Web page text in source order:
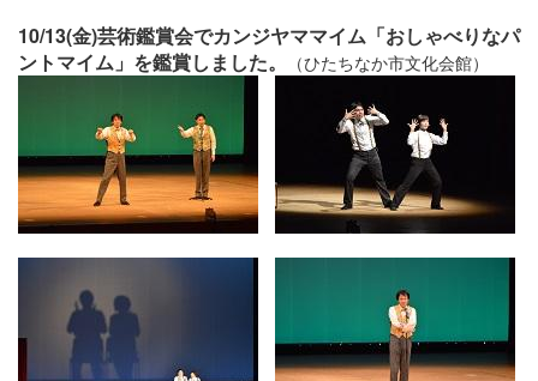
10/13(金)芸術鑑賞会でカンジヤママイム「おしゃべりなパ
ントマイム」を鑑賞しました。
（ひたちなか市文化会館）